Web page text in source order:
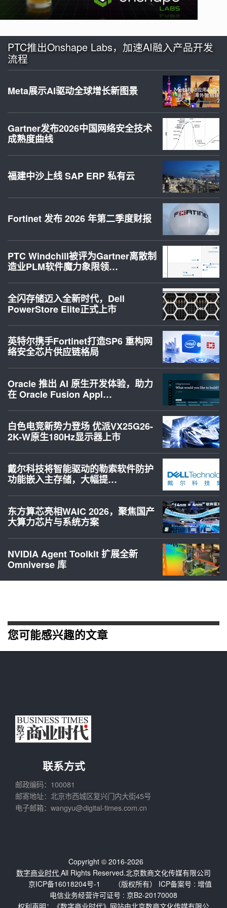
PTC推出Onshape Labs，加速AI融入产品开发
流程
Meta展示AI驱动全球增长新图景
Gartner发布2026中国网络安全技术
成熟度曲线
福建中沙上线 SAP ERP 私有云
Fortinet 发布 2026 年第二季度财报
PTC Windchill被评为Gartner离散制
造业PLM软件魔力象限领…
全闪存储迈入全新时代，Dell
PowerStore Elite正式上市
英特尔携手Fortinet打造SP6 重构网
络安全芯片供应链格局
Oracle 推出 AI 原生开发体验，助力
在 Oracle Fusion Appl…
白色电竞新势力登场 优派VX25G26-
2K-W原生180Hz显示器上市
戴尔科技将智能驱动的勒索软件防护
功能嵌入主存储，大幅提…
东方算芯亮相WAIC 2026，聚焦国产
大算力芯片与系统方案
NVIDIA Agent Toolkit 扩展全新
Omniverse 库
您可能感兴趣的文章
联系方式
邮政编码：100081
邮寄地址：北京市西城区复兴门内大街45号
电子邮箱：wangyu@digital-times.com.cn
Copyright © 2016-2026
数字商业时代 All Rights Reserved.北京数商文化传媒有限公司
（版权所有） ICP备案号 :
京ICP备16018204号-1
增值
电信业务经营许可证号 : 京B2-20170008